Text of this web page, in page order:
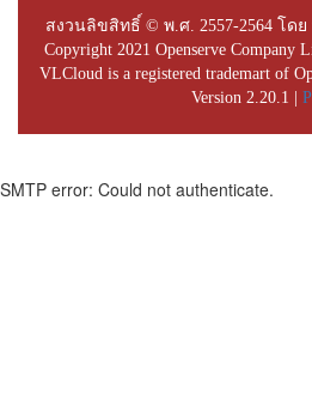
สงวนลิขสิทธิ์ © พ.ศ. 2557-2564 โด
Copyright 2021 Openserve Company
VLCloud is a registered trademart of
Version 2.20.1 |
SMTP error: Could not authenticate.